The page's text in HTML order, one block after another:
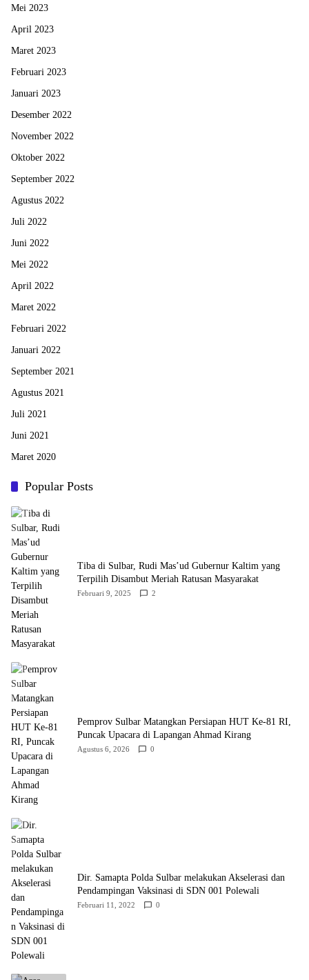
Mei 2023
April 2023
Maret 2023
Februari 2023
Januari 2023
Desember 2022
November 2022
Oktober 2022
September 2022
Agustus 2022
Juli 2022
Juni 2022
Mei 2022
April 2022
Maret 2022
Februari 2022
Januari 2022
September 2021
Agustus 2021
Juli 2021
Juni 2021
Maret 2020
Popular Posts
Tiba di Sulbar, Rudi Mas’ud Gubernur Kaltim yang
Terpilih Disambut Meriah Ratusan Masyarakat
Februari 9, 2025 2
Pemprov Sulbar Matangkan Persiapan HUT Ke-81 RI,
Puncak Upacara di Lapangan Ahmad Kirang
Agustus 6, 2026 0
Dir. Samapta Polda Sulbar melakukan Akselerasi dan
Pendampingan Vaksinasi di SDN 001 Polewali
Februari 11, 2022 0